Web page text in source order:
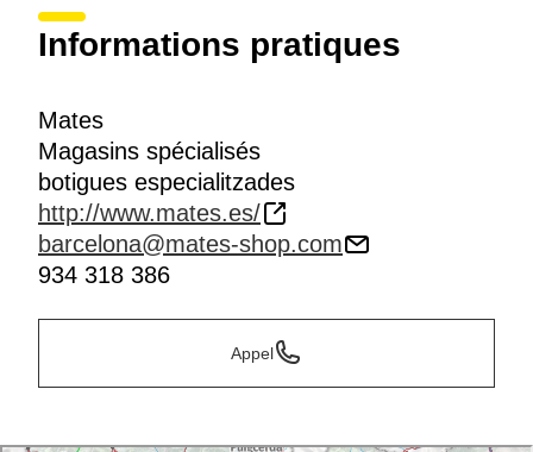
Informations pratiques
Mates
Magasins spécialisés
botigues especialitzades
http://www.mates.es/
barcelona@mates-shop.com
934 318 386
Appel